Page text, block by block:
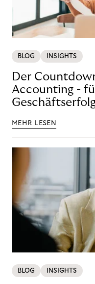
BLOG INSIGHTS
Der
Accounting -
MEHR LESEN
BLOG INSIGHTS